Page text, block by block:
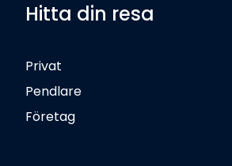
Hitta din resa
Privat
Pendlare
Företag